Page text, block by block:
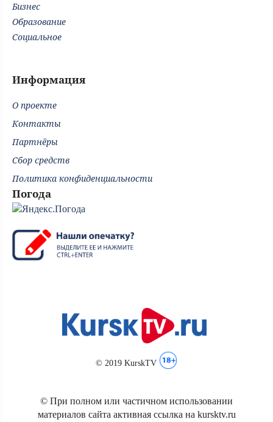
Бизнес
Образование
Социальное
Информация
О проекте
Контакты
Партнёры
Сбор средств
Политика конфиденциальности
Погода
© 2019 KurskTV
© При полном или частичном использовании
материалов сайта активная ссылка на kursktv.ru